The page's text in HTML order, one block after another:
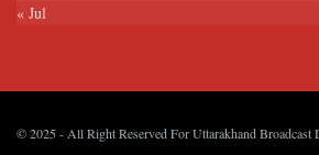
« Jul
© 2025 - All Right Reserved For Uttarakhand Broadcast